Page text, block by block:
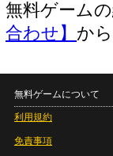
無料ゲーム
合わせ】 か
無料ゲームについて
利用規約
免責事項